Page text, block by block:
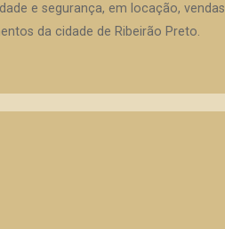
e segurança, em locação, vendas
da cidade de Ribeirão Preto.